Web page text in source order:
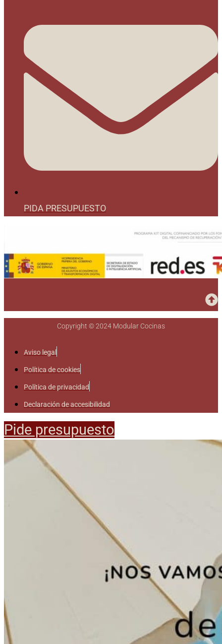
PIDA PRESUPUESTO
Copyright © 2024 Modular Cocinas
Aviso legal
Política de cookies
Política de privacidad
Declaración de accesibilidad
Pide presupuesto